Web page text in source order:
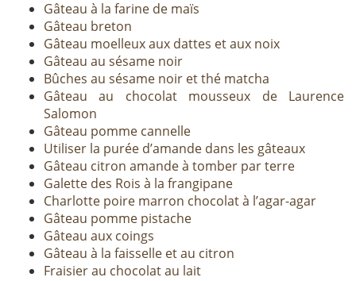
Gâteau à la farine de maïs
Gâteau breton
Gâteau moelleux aux dattes et aux noix
Gâteau au sésame noir
Bûches au sésame noir et thé matcha
Gâteau au chocolat mousseux de Laurence
Salomon
Gâteau pomme cannelle
Utiliser la purée d’amande dans les gâteaux
Gâteau citron amande à tomber par terre
Galette des Rois à la frangipane
Charlotte poire marron chocolat à l’agar-agar
Gâteau pomme pistache
Gâteau aux coings
Gâteau à la faisselle et au citron
Fraisier au chocolat au lait